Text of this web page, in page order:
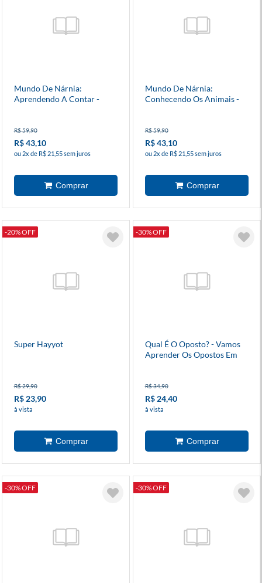
Mundo De Nárnia:
Aprendendo A Contar -
R$ 59,90
R$ 43,10
ou 2x de R$ 21,55 sem juros
Mundo De Nárnia:
Conhecendo Os Animais -
R$ 59,90
R$ 43,10
ou 2x de R$ 21,55 sem juros
-20% OFF
Super Hayyot
R$ 29,90
R$ 23,90
à vista
-30% OFF
Qual É O Oposto? - Vamos
Aprender Os Opostos Em
R$ 34,90
R$ 24,40
à vista
-30% OFF -30% OFF